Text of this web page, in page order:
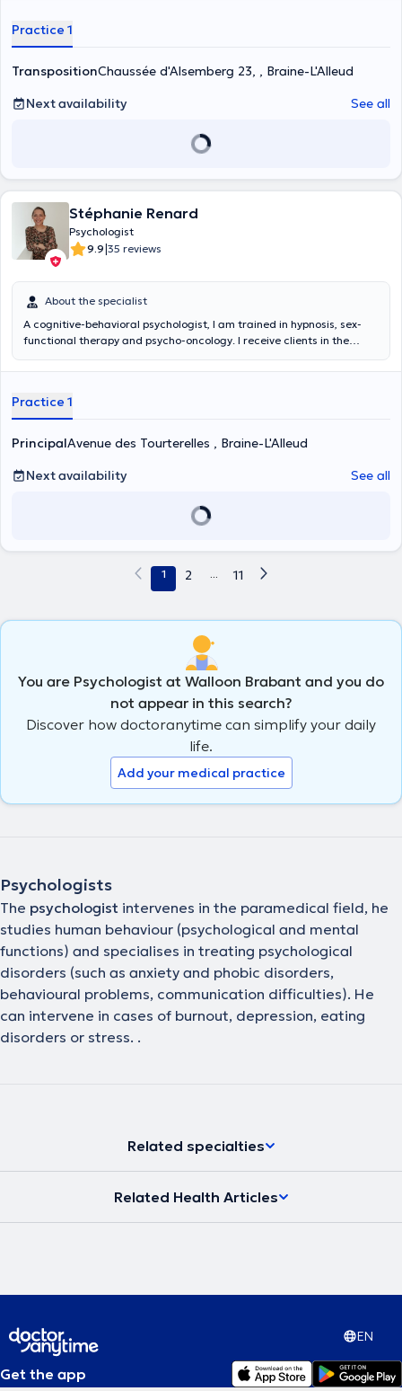
Practice 1
TranspositionChaussée d'Alsemberg 23, , Braine-L'Alleud
Next availability
See all
Stéphanie Renard
Psychologist
9.9|35 reviews
About the specialist
A cognitive-behavioral psychologist, I am trained in hypnosis, sex-
functional therapy and psycho-oncology. I receive clients in the
attacks, phobias, generalized anxiety disorder, obsessive-
depression, alcoholism, bullying, relationship difficulties, sexual
disorders; Support in case of serious illness and bereavement; IQ
tests
Practice 1
PrincipalAvenue des Tourterelles , Braine-L'Alleud
Next availability
See all
1 2 ... 11
You are Psychologist at Walloon Brabant and you do
not appear in this search?
Discover how doctoranytime can simplify your daily
life.
Add your medical practice
Psychologists
The psychologist intervenes in the paramedical field, he
studies human behaviour (psychological and mental
functions) and specialises in treating psychological
disorders (such as anxiety and phobic disorders,
behavioural problems, communication difficulties). He
can intervene in cases of burnout, depression, eating
disorders or stress. .
Related specialties
Related Health Articles
EN
Get the app